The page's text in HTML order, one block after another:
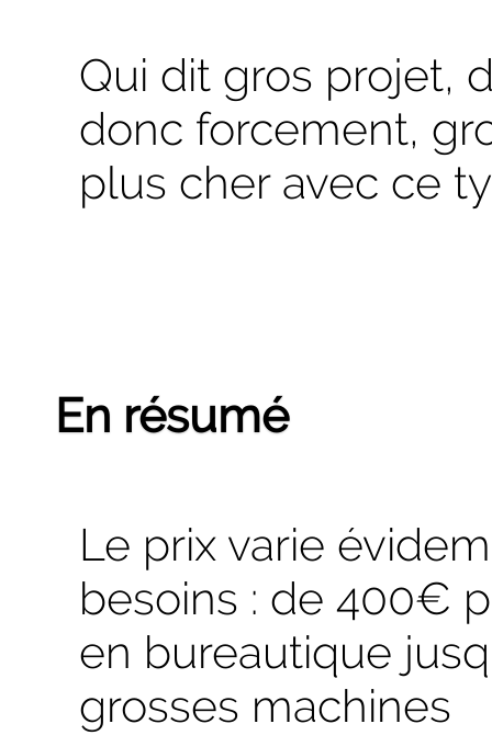
Qui dit gros projet,
donc forcement,
plus cher avec ce
En résumé
Le prix varie
besoins : de 400€
en bureautique
grosses machines